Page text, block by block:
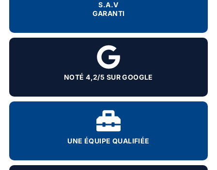
S.A.V
GARANTI
NOTÉ 4,2/5 SUR GOOGLE
UNE ÉQUIPE QUALIFIÉE